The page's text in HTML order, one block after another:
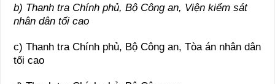
b) Thanh tra Chính phủ, Bộ Công an, Viện kiểm sát
nhân dân tối cao
c) Thanh tra Chính phủ, Bộ Công an, Tòa án nhân dân
tối cao